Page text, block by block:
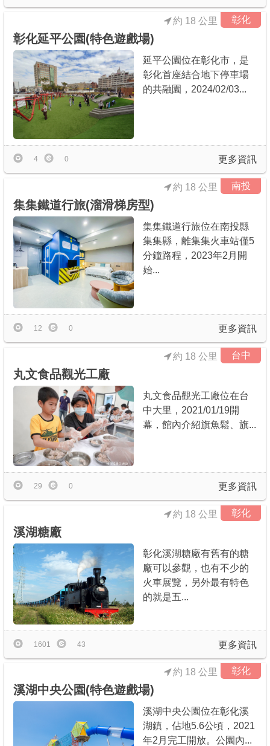
彰化
彰化延平公園(特色遊戲場)
約 18 公里
延平公園位在彰化市，是
彰化首座結合地下停車場
的共融園，2024/02/03...
更多資訊
4 0
南投
集集鐵道行旅(溜滑梯房型)
約 18 公里
集集鐵道行旅位在南投縣
集集縣，離集集火車站僅5
分鐘路程，2023年2月開
始...
更多資訊
12 0
台中
丸文食品觀光工廠
約 18 公里
丸文食品觀光工廠位在台
中大里，2021/01/19開
幕，館內介紹旗魚鬆、旗...
更多資訊
29 0
彰化
溪湖糖廠
約 18 公里
彰化溪湖糖廠有舊有的糖
廠可以參觀，也有不少的
火車展覽，另外最有特色
的就是五...
更多資訊
1601 43
彰化
溪湖中央公園(特色遊戲場)
約 18 公里
溪湖中央公園位在彰化溪
湖鎮，佔地5.6公頃，2021
年2月完工開放。公園內...